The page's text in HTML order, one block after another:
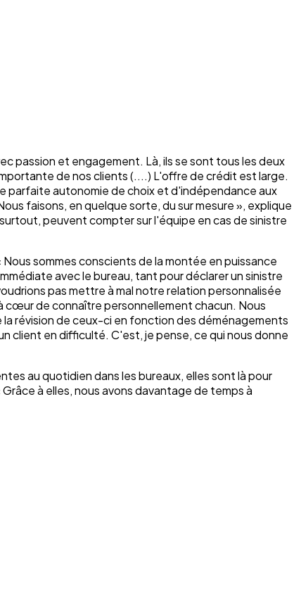
passion et engagement. Là, ils se sont tous les deux
de nos clients (....) L'offre de crédit est large.
parfaite autonomie de choix et d'indépendance aux
faisons, en quelque sorte, du sur mesure », explique
peuvent compter sur l'équipe en cas de sinistre
sommes conscients de la montée en puissance
avec le bureau, tant pour déclarer un sinistre
pas mettre à mal notre relation personnalisée
cœur de connaître personnellement chacun. Nous
révision de ceux-ci en fonction des déménagements
client en difficulté. C'est, je pense, ce qui nous donne
au quotidien dans les bureaux, elles sont là pour
à elles, nous avons davantage de temps à